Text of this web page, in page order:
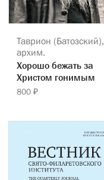
Таврион (Батозский),
архим.
Хорошо бежать за
Христом гонимым
800 ₽